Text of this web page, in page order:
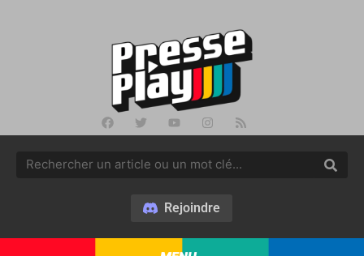
Rejoindre